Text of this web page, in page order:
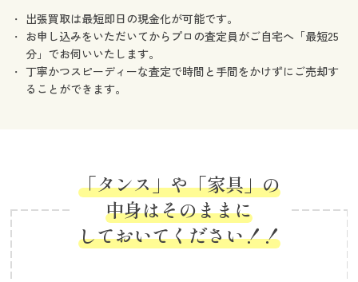
出張買取は最短即日の現金化が可能です。
お申し込みをいただいてからプロの査定員がご自宅へ「最短25
分」でお伺いいたします。
丁寧かつスピーディーな査定で時間と手間をかけずにご売却す
ることができます。
「タンス」や「家具」の
中身はそのままに
しておいてください！！